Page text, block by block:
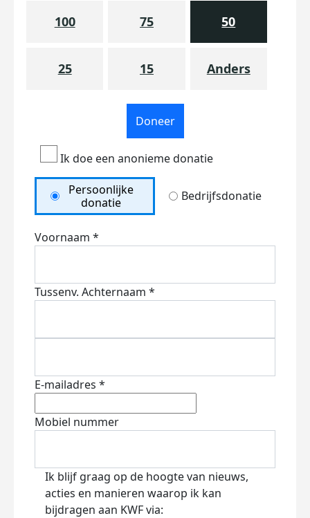
100 75 50
25 15 Anders
Doneer
Ik doe een anonieme donatie
Persoonlijke
donatie
Bedrijfsdonatie
Voornaam *
Tussenv. Achternaam *
E-mailadres *
Mobiel nummer
Ik blijf graag op de hoogte van nieuws,
acties en manieren waarop ik kan
bijdragen aan KWF via: